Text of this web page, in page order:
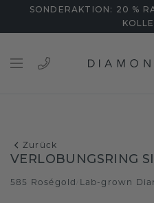
SONDERAKTION: 20 %
Zurück
VERLOBUNGSRING
585 Roségold Lab-grown